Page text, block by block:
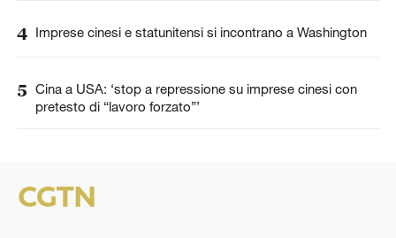
4 Imprese cinesi e statunitensi si incontrano a Washington
5 Cina a USA: ‘stop a repressione su imprese cinesi con
pretesto di “lavoro forzato”’